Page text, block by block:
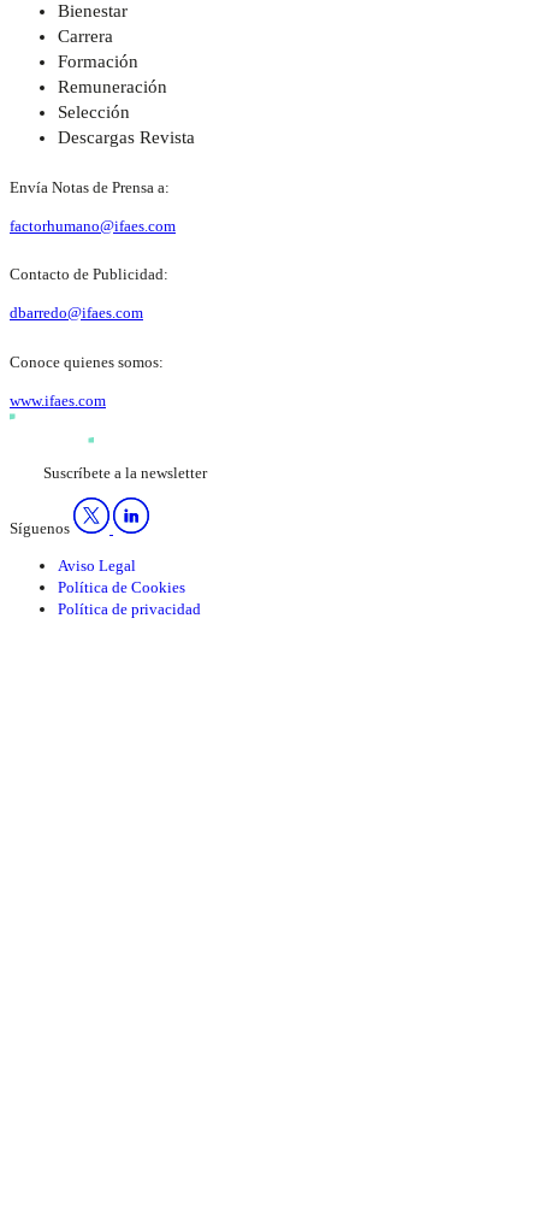
Bienestar
Carrera
Formación
Remuneración
Selección
Descargas Revista
Envía Notas de Prensa a:
factorhumano@ifaes.com
Contacto de Publicidad:
dbarredo@ifaes.com
Conoce quienes somos:
www.ifaes.com
Suscríbete a la newsletter
Síguenos
Aviso Legal
Política de Cookies
Política de privacidad